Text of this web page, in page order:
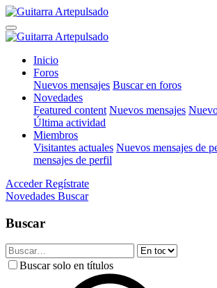
Inicio
Foros
Nuevos mensajes Buscar en foros
Novedades
Featured content Nuevos mensajes
Última actividad
Miembros
Visitantes actuales Nuevos mensajes de
mensajes de perfil
Acceder Regístrate
Novedades Buscar
Buscar
Buscar solo en títulos